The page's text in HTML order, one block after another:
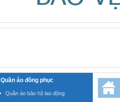
Quần áo đồng phục
Quần áo bảo hộ lao động